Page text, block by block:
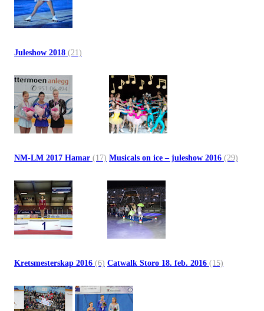
Juleshow 2018 (21)
NM-LM 2017 Hamar (17) Musicals on ice – juleshow 2016 (29)
Kretsmesterskap 2016 (6) Catwalk Storo 18. feb. 2016 (15)